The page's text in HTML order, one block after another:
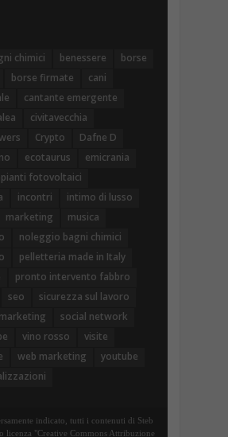
chimici benessere
borse
borse firmate
cani
cantante emergente
civitavecchia
Crypto
Dafne D
ecotaurus
emicrania
fotovoltaici
incontri
intimo di lusso
marketing
musica
noleggio bagni chimici
pelletteria made in Italy
pronto intervento fabbro
seo
sicurezza sul lavoro
social network
vino rosso
visite
web marketing
youtube
indicato, tutti i contenuti di Steb
licenza "Creative Commons Attribuzione